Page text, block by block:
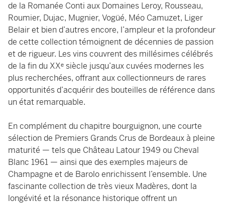
de la Romanée Conti aux Domaines Leroy, Rousseau,
Roumier, Dujac, Mugnier, Vogüé, Méo Camuzet, Liger
Belair et bien d’autres encore, l’ampleur et la profondeur
de cette collection témoignent de décennies de passion
et de rigueur. Les vins couvrent des millésimes célébrés
de la fin du XXᵉ siècle jusqu’aux cuvées modernes les
plus recherchées, offrant aux collectionneurs de rares
opportunités d’acquérir des bouteilles de référence dans
un état remarquable.
En complément du chapitre bourguignon, une courte
sélection de Premiers Grands Crus de Bordeaux à pleine
maturité — tels que Château Latour 1949 ou Cheval
Blanc 1961 — ainsi que des exemples majeurs de
Champagne et de Barolo enrichissent l’ensemble. Une
fascinante collection de très vieux Madères, dont la
longévité et la résonance historique offrent un